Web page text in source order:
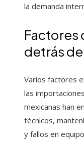
la demanda
Factores
detrás
Varios factores
las
mexicanas han
técnicos,
y fallos en